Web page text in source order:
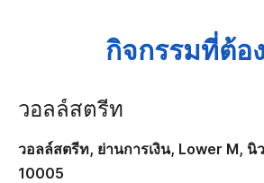
กิจกรรมที่ต้อ
วอลล์สตรีท
วอลล์สตรีท, ย่านการเงิน, Lower M, นิ
10005